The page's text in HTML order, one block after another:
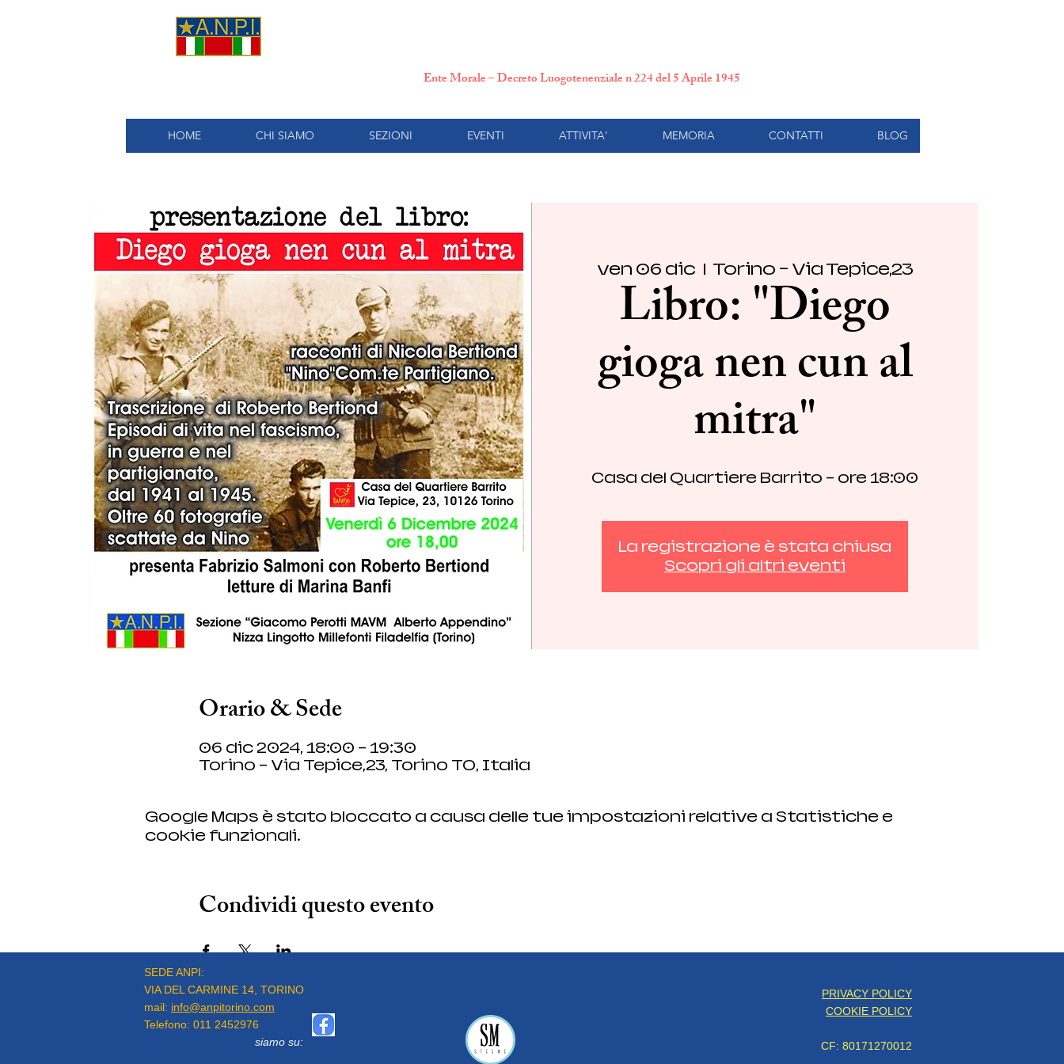
Ente Morale – Decreto Luogotenenziale n 224 del 5 Aprile 1945
HOME CHI SIAMO SEZIONI EVENTI ATTIVITA' MEMORIA CONTATTI BLOG
ven 06 dic
  |
Torino - Via Tepice,23
Libro: "Diego
gioga nen cun al
mitra"
Casa del Quartiere Barrito - ore 18:00
La registrazione è stata chiusa
Scopri gli altri eventi
Orario & Sede
06 dic 2024, 18:00 – 19:30
Torino - Via Tepice,23, Torino TO, Italia
Google Maps è stato bloccato a causa delle tue impostazioni relative a Statistiche e
cookie funzionali.
Condividi questo evento
SEDE ANPI:
VIA DEL CARMINE 14, TORINO
mail: info@anpitorino.com
Telefono: 011 2452976
siamo su:
PRIVACY POLICY
COOKIE POLICY
CF: 80171270012